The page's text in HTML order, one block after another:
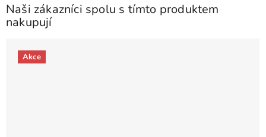
Naši zákazníci spolu s tímto produktem
nakupují
Akce